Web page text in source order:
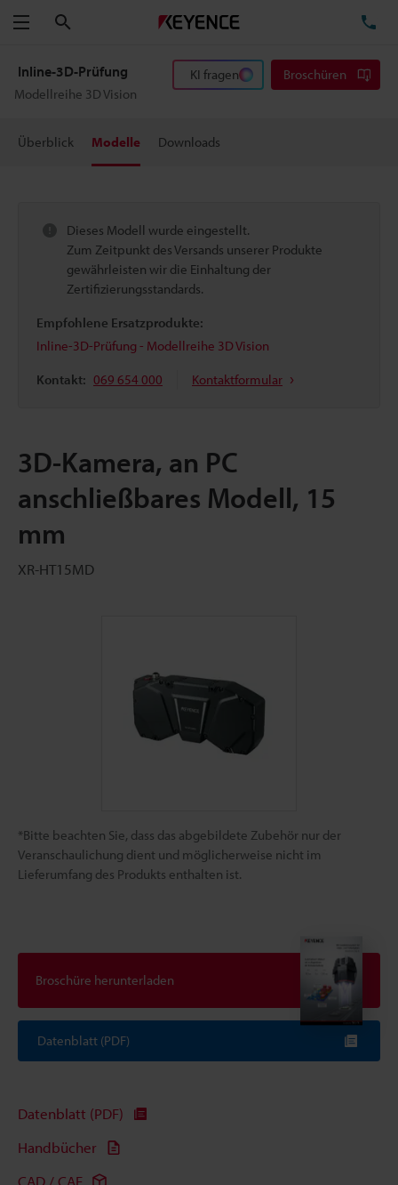
Menü
Inline-3D-Prüfung
Modellreihe 3D Vision
KI fragen Broschüren
Überblick Modelle Downloads
Dieses Modell wurde eingestellt.
Zum Zeitpunkt des Versands unserer Produkte
gewährleisten wir die Einhaltung der
Zertifizierungsstandards.
Empfohlene Ersatzprodukte:
Inline-3D-Prüfung - Modellreihe 3D Vision
Kontakt: 069 654 000 Kontaktformular
3D-Kamera, an PC
anschließbares Modell, 15
mm
XR-HT15MD
*Bitte beachten Sie, dass das abgebildete Zubehör nur der
Veranschaulichung dient und möglicherweise nicht im
Lieferumfang des Produkts enthalten ist.
Broschüre herunterladen
Datenblatt (PDF)
Datenblatt (PDF)
Handbücher